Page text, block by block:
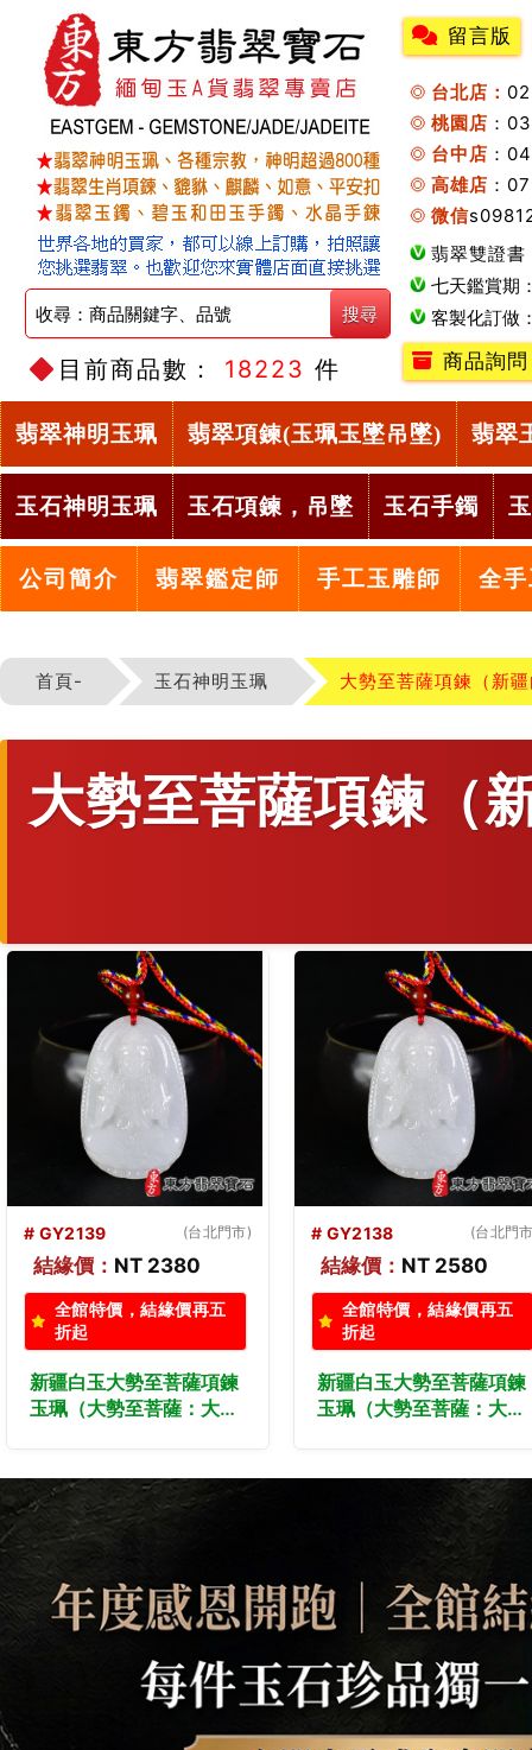
目前商品數： 18223 件
留言版
台北店：
桃園店 ：
台中店 ：
高雄店 ：
微信
翡翠雙證書
七天鑑賞期
客製化訂做
商品詢問
翡翠神明玉珮 翡翠項鍊(玉珮玉墜吊墜) 翡翠
玉石神明玉珮 玉石項鍊，吊墜 玉石手鐲
公司簡介 翡翠鑑定師 手工玉雕師 全
首頁- 玉石神明玉珮 大勢至菩薩項鍊（新
大勢至菩薩項鍊（
# GY2138 (台北門市)
結緣價： NT 2580
全館特價，結緣價再五
折起
新疆白玉大勢至菩薩項鍊
玉珮（大勢至菩薩：大勢
至菩薩玉墜）。新疆白玉
大勢至菩薩GY2138。客
製化訂做各種新疆白玉大
勢至菩薩吊墜玉珮項鍊。
★附東方翡翠寶石保證卡
# GY2137 (台北門
結緣價： NT 2680
全館特價，結緣價再五
折起
新疆白玉大勢至菩薩項鍊
玉珮（大勢至菩薩：大勢
至菩薩玉墜）。新疆白玉
大勢至菩薩GY2137。客
製化訂做各種新疆白玉大
勢至菩薩吊墜玉珮項鍊。
★附東方翡翠寶石保證卡